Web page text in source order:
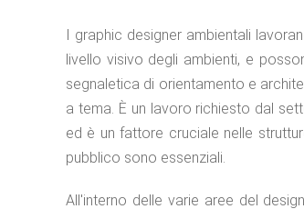
I graphic designer ambientali
livello visivo degli ambienti, e
segnaletica di orientamento e
a tema. È un lavoro richiesto dal
ed è un fattore cruciale nelle
pubblico sono essenziali.
All'interno delle varie aree del